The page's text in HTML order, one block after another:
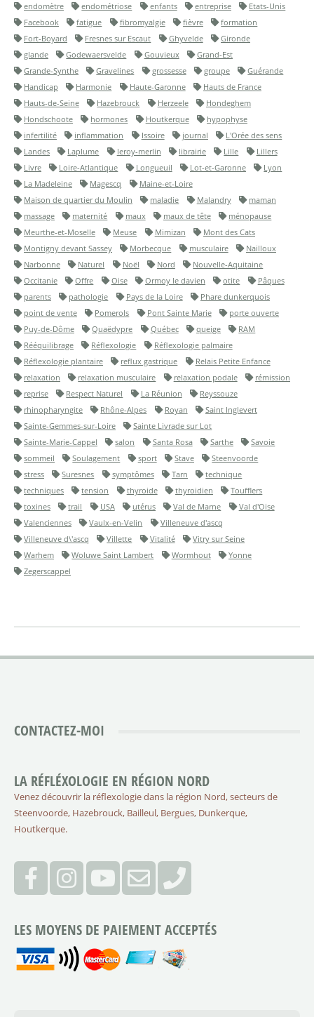
endomètre
endométriose enfants entreprise
Etats-Unis
Facebook
fatigue fibromyalgie fièvre
formation
Fort-Boyard
Fresnes sur Escaut Ghyvelde
Gironde
glande
Godewaersvelde Gouvieux
Grand-Est
Grande-Synthe
Gravelines grossesse groupe
Guérande
Handicap
Harmonie Haute-Garonne
Hauts de France
Hauts-de-Seine
Hazebrouck Herzeele
Hondeghem
Hondschoote
hormones Houtkerque
hypophyse
infertilité
inflammation Issoire journal
L'Orée des sens
Landes
Laplume leroy-merlin librairie Lille
Lillers
Livre
Loire-Atlantique Longueuil Lot-et-Garonne
Lyon
La Madeleine
Magescq
Maine-et-Loire
Maison de quartier du Moulin
maladie Malandry
maman
massage
maternité maux maux de tête
ménopause
Meurthe-et-Moselle
Meuse Mimizan
Mont des Cats
Montigny devant Sassey
Morbecque musculaire
Nailloux
Narbonne
Naturel Noël Nord
Nouvelle-Aquitaine
Occitanie
Offre Oise Ormoy le davien otite
Pâques
parents
pathologie Pays de la Loire
Phare dunkerquois
point de vente
Pomerols Pont Sainte Marie
porte ouverte
Puy-de-Dôme
Quaëdypre Québec queige
RAM
Rééquilibrage
Réflexologie
Réflexologie palmaire
Réflexologie plantaire
reflux gastrique
Relais Petite Enfance
relaxation
relaxation musculaire relaxation podale
rémission
reprise
Respect Naturel La Réunion
Reyssouze
rhinopharyngite
Rhône-Alpes Royan
Saint Inglevert
Sainte-Gemmes-sur-Loire
Sainte Livrade sur Lot
Sainte-Marie-Cappel
salon Santa Rosa Sarthe
Savoie
sommeil
Soulagement sport Stave
Steenvoorde
stress
Suresnes symptômes Tarn
technique
techniques
tension thyroide thyroidien
Toufflers
toxines
trail USA utérus Val de Marne
Val d'Oise
Valenciennes
Vaulx-en-Velin
Villeneuve d'ascq
Villeneuve d\'ascq
Villette Vitalité
Vitry sur Seine
Warhem
Woluwe Saint Lambert Wormhout
Yonne
Zegerscappel
CONTACTEZ-MOI
LA RÉFLÉXOLOGIE EN RÉGION NORD
Venez découvrir la réflexologie dans la région Nord, secteurs de
Steenvoorde, Hazebrouck, Bailleul, Bergues, Dunkerque,
Houtkerque.
LES MOYENS DE PAIEMENT ACCEPTÉS